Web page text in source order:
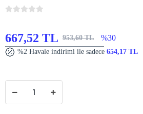
667,52 TL 953,60 TL %30
%2 Havale indirimi ile sadece 654,17 TL